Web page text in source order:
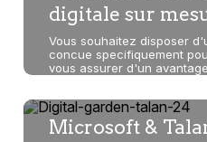
digitale sur
Vous souhaitez disposer
concue specifiquement
vous assurer d'un
Microsoft &